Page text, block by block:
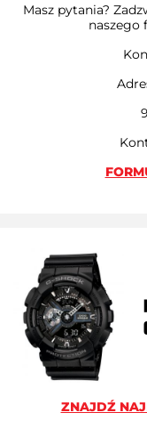
Masz pytania?
naszego
ZNAJDŹ